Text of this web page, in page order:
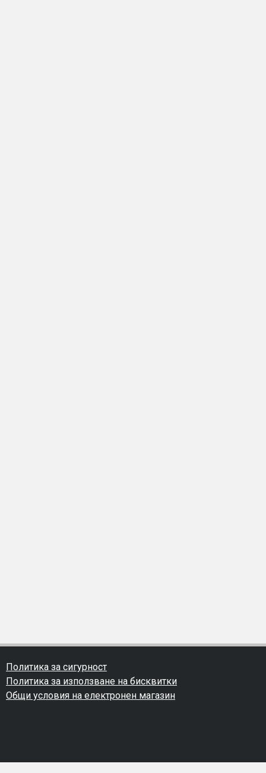
Политика за сигурност
Политика за използване на бисквитки
Общи условия на електронен магазин